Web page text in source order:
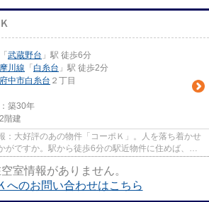
「 武蔵野台 」駅 徒歩6分
川線 「 白糸台 」駅 徒歩2分
府中市白糸台 ２丁目
築30年
階建
：大好評のあの物件「コーポＫ」。人を落ち着かせ
がですか。駅から徒歩6分の駅近物件に住めば、通
室情報がありません。
へのお問い合わせはこちら